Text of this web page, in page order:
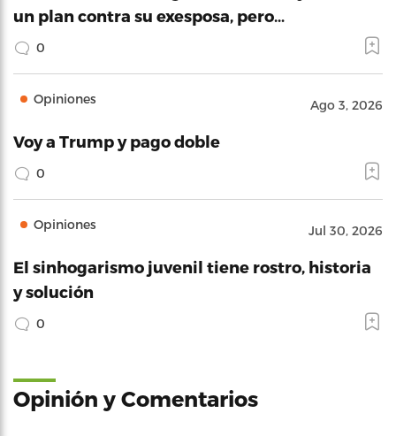
un plan contra su exesposa, pero…
0
Opiniones Ago 3, 2026
Voy a Trump y pago doble
0
Opiniones Jul 30, 2026
El sinhogarismo juvenil tiene rostro, historia
y solución
0
Opinión y Comentarios